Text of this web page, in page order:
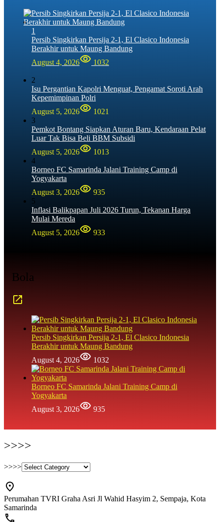
1
Persib Singkirkan Persija 2-1, El Clasico Indonesia
Berakhir untuk Maung Bandung
August 4, 2026
1032
2
Isu Pergantian Kapolri Menguat, Pengamat Soroti Arah
Kepemimpinan Polri
August 5, 2026
1021
3
Pemkot Bontang Siapkan Aturan Baru, Kendaraan Pelat
Luar Tak Bisa Beli BBM Subsidi
August 5, 2026
1013
4
Borneo FC Samarinda Jalani Training Camp di
Yogyakarta
August 3, 2026
935
5
Inflasi Balikpapan Juli 2026 Turun, Tekanan Harga
Mulai Mereda
August 5, 2026
933
Bola
Persib Singkirkan Persija 2-1, El Clasico Indonesia
Berakhir untuk Maung Bandung
August 4, 2026
1032
Borneo FC Samarinda Jalani Training Camp di
Yogyakarta
August 3, 2026
935
>>>>
>>>>
Perumahan TVRI Graha Asri Jl Wahid Hasyim 2, Sempaja, Kota
Samarinda